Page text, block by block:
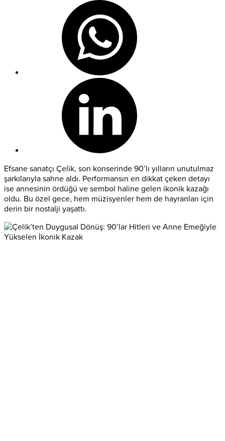
Efsane sanatçı Çelik, son konserinde 90’lı yılların unutulmaz
şarkılarıyla sahne aldı. Performansın en dikkat çeken detayı
ise annesinin ördüğü ve sembol haline gelen ikonik kazağı
oldu. Bu özel gece, hem müzisyenler hem de hayranları için
derin bir nostalji yaşattı.